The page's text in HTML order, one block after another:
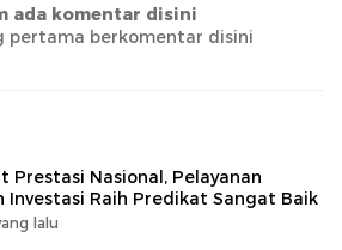
ada komentar disini
pertama berkomentar disini
Prestasi Nasional, Pelayanan
Investasi Raih Predikat Sangat Baik
lalu